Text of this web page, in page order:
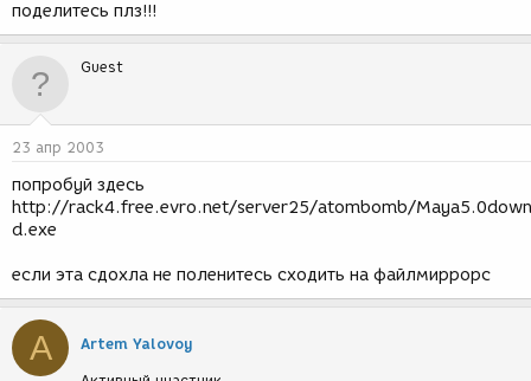
поделитесь плз!!!
Guest
23 апр 2003
попробуй здесь
http://rack4.free.evro.net/server25/atombomb/
d.exe
если эта сдохла не поленитесь сходить на файлмиррорс
A Artem Yalovoy